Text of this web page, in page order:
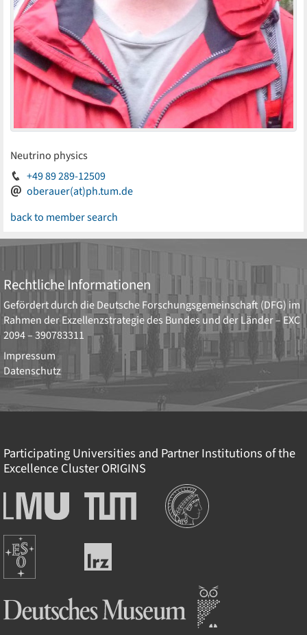
Neutrino physics
+49 89 289-12509
oberauer(at)ph.tum.de
back to member search
Rechtliche Informationen
Gefördert durch dieDeutsche Forschungsgemeinschaft (DFG) im
Rahmen der Exzellenzstrategie des Bundes und der Länder – EXC
2094 – 390783311
Impressum
Datenschutz
Participating Universities and Partner Institutions of the
Excellence ClusterORIGINS
Ludwig-
Maximilians-
München
Technische
Universität
Institutions
Europäische
Südsternwarte
Leibniz-
Rechenzentrum